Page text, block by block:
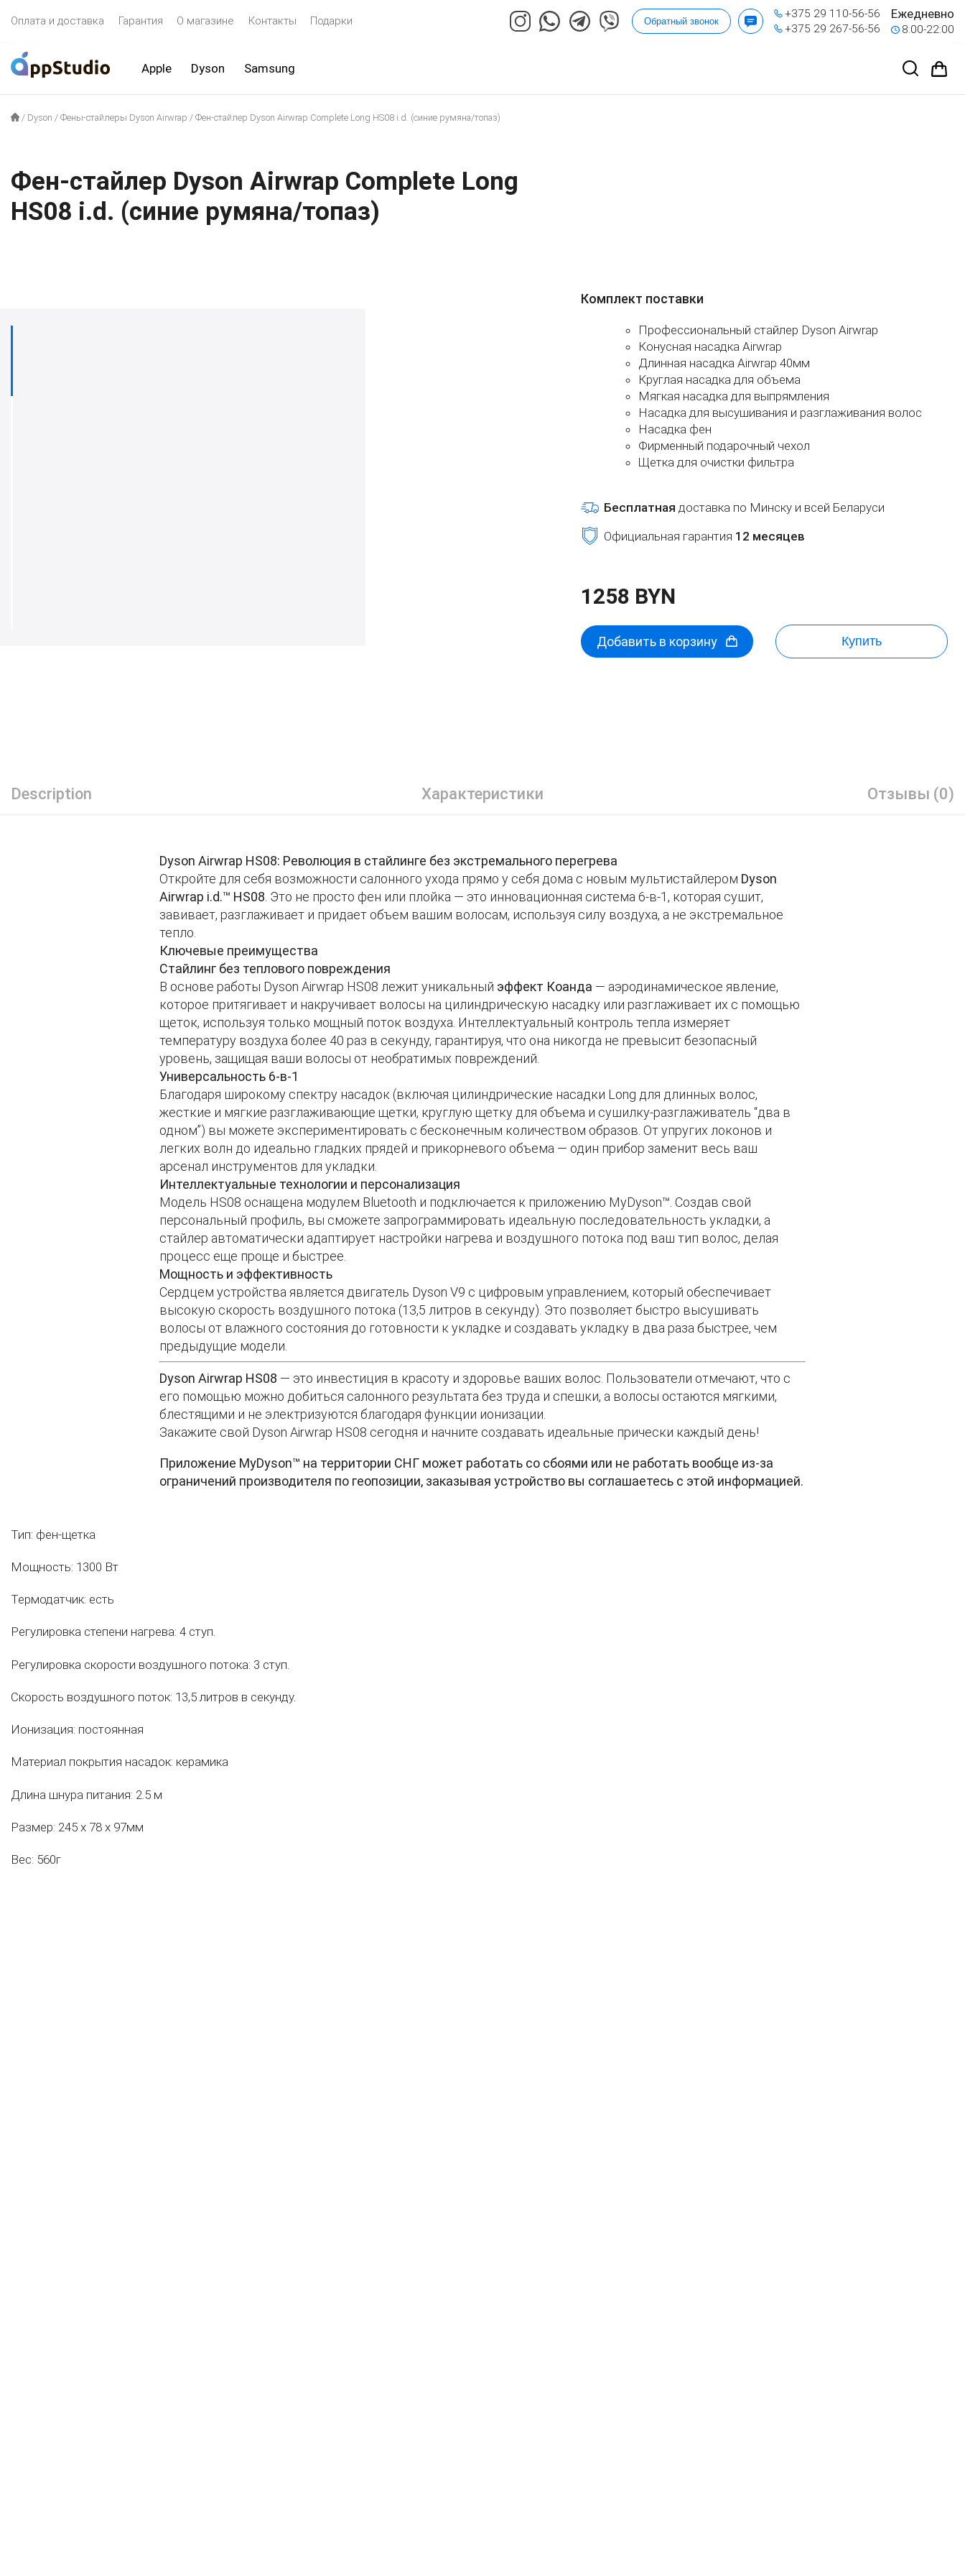
Оплата и доставка Гарантия О магазине Контакты Подарки Обратный звонок
+375 29 110-56-56
+375 29 267-56-56
Ежедневно
8:00-22:00
Apple Dyson Samsung
/ Dyson / Фены-стайлеры Dyson Airwrap / Фен-стайлер Dyson Airwrap Complete Long HS08 i.d. (синие румяна/топаз)
Фен-стайлер Dyson Airwrap Complete Long
HS08 i.d. (синие румяна/топаз)
Комплект поставки
Профессиональный стайлер Dyson Airwrap
Конусная насадка Airwrap
Длинная насадка Airwrap 40мм
Круглая насадка для объема
Мягкая насадка для выпрямления
Насадка для высушивания и разглаживания волос​
Насадка фен
Фирменный подарочный чехол
Щетка для очистки фильтра
Бесплатная доставка по Минску и всей Беларуси
Официальная гарантия 12 месяцев
1258 BYN
Добавить в корзину Купить
Description Характеристики Отзывы (0)
Dyson Airwrap HS08: Революция в стайлинге без экстремального перегрева
Откройте для себя возможности салонного ухода прямо у себя дома с новым мультистайлером Dyson
Airwrap i.d.™ HS08 . Это не просто фен или плойка — это инновационная система 6-в-1, которая сушит,
завивает, разглаживает и придает объем вашим волосам, используя силу воздуха, а не экстремальное
тепло.
Ключевые преимущества
Стайлинг без теплового повреждения
В основе работы Dyson Airwrap HS08 лежит уникальный эффект Коанда — аэродинамическое явление,
которое притягивает и накручивает волосы на цилиндрическую насадку или разглаживает их с помощью
щеток, используя только мощный поток воздуха. Интеллектуальный контроль тепла измеряет
температуру воздуха более 40 раз в секунду, гарантируя, что она никогда не превысит безопасный
уровень, защищая ваши волосы от необратимых повреждений.
Универсальность 6-в-1
Благодаря широкому спектру насадок (включая цилиндрические насадки Long для длинных волос,
жесткие и мягкие разглаживающие щетки, круглую щетку для объема и сушилку-разглаживатель “два в
одном”) вы можете экспериментировать с бесконечным количеством образов. От упругих локонов и
легких волн до идеально гладких прядей и прикорневого объема — один прибор заменит весь ваш
арсенал инструментов для укладки.
Интеллектуальные технологии и персонализация
Модель HS08 оснащена модулем Bluetooth и подключается к приложению MyDyson™. Создав свой
персональный профиль, вы сможете запрограммировать идеальную последовательность укладки, а
стайлер автоматически адаптирует настройки нагрева и воздушного потока под ваш тип волос, делая
процесс еще проще и быстрее.
Мощность и эффективность
Сердцем устройства является двигатель Dyson V9 с цифровым управлением, который обеспечивает
высокую скорость воздушного потока (13,5 литров в секунду). Это позволяет быстро высушивать
волосы от влажного состояния до готовности к укладке и создавать укладку в два раза быстрее, чем
предыдущие модели.
Dyson Airwrap HS08 — это инвестиция в красоту и здоровье ваших волос. Пользователи отмечают, что с
его помощью можно добиться салонного результата без труда и спешки, а волосы остаются мягкими,
блестящими и не электризуются благодаря функции ионизации.
Закажите свой Dyson Airwrap HS08 сегодня и начните создавать идеальные прически каждый день!
Приложение MyDyson™ на территории СНГ может работать со сбоями или не работать вообще из-за
ограничений производителя по геопозиции, заказывая устройство вы соглашаетесь с этой информацией.
Тип: фен-щетка
Мощность: 1300 Вт
Термодатчик: есть
Регулировка степени нагрева: 4 ступ.
Регулировка скорости воздушного потока: 3 ступ.
Скорость воздушного поток: 13,5 литров в секунду.
Ионизация: постоянная
Материал покрытия насадок: керамика
Длина шнура питания: 2.5 м
Размер: 245 х 78 х 97мм
Вес: 560г